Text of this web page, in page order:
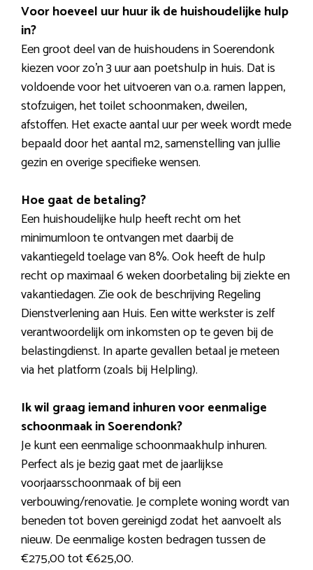
Voor hoeveel uur huur ik de huishoudelijke hulp
in?
Een groot deel van de huishoudens in Soerendonk
kiezen voor zo’n 3 uur aan poetshulp in huis. Dat is
voldoende voor het uitvoeren van o.a. ramen lappen,
stofzuigen, het toilet schoonmaken, dweilen,
afstoffen. Het exacte aantal uur per week wordt mede
bepaald door het aantal m2, samenstelling van jullie
gezin en overige specifieke wensen.
Hoe gaat de betaling?
Een huishoudelijke hulp heeft recht om het
minimumloon te ontvangen met daarbij de
vakantiegeld toelage van 8%. Ook heeft de hulp
recht op maximaal 6 weken doorbetaling bij ziekte en
vakantiedagen. Zie ook de beschrijving Regeling
Dienstverlening aan Huis. Een witte werkster is zelf
verantwoordelijk om inkomsten op te geven bij de
belastingdienst. In aparte gevallen betaal je meteen
via het platform (zoals bij Helpling).
Ik wil graag iemand inhuren voor eenmalige
schoonmaak in Soerendonk?
Je kunt een eenmalige schoonmaakhulp inhuren.
Perfect als je bezig gaat met de jaarlijkse
voorjaarsschoonmaak of bij een
verbouwing/renovatie. Je complete woning wordt van
beneden tot boven gereinigd zodat het aanvoelt als
nieuw. De eenmalige kosten bedragen tussen de
€275,00 tot €625,00.